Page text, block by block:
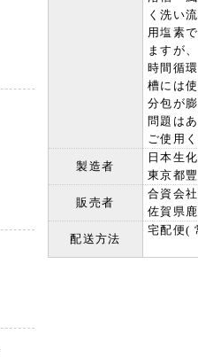
く洗い
用塩素
ますが
時間循
槽には
分包が
問題は
ご使用
製造者
日本生
東京都
販売者
合資会
佐賀県
配送方法
宅配便(